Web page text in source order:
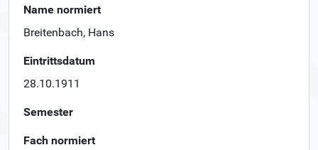
Name normiert
Breitenbach, Hans
Eintrittsdatum
28.10.1911
Semester
Fach normiert